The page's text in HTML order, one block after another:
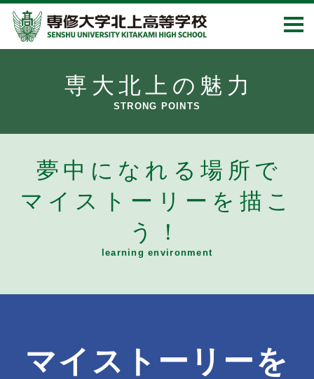
専大北上の魅力
STRONG POINTS
夢中になれる場所で
マイストーリーを描こ
う！
learning environment
マイストーリーを